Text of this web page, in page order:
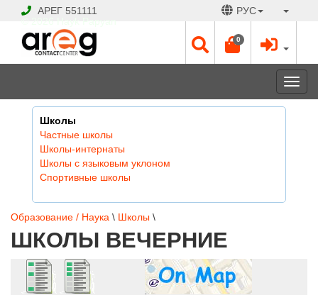
АРЕГ 551111 РУС
0
Школы
Частные школы
Школы-интернаты
Школы с языковым уклоном
Спортивные школы
Образование / Наука \ Школы \
ШКОЛЫ ВЕЧЕРНИЕ